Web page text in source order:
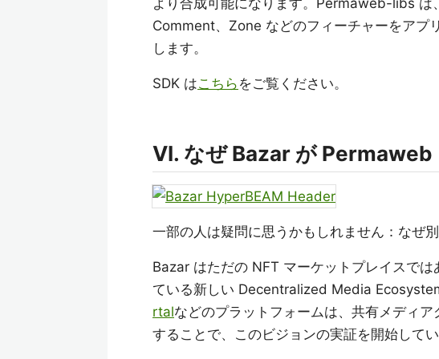
Comment、Zone などのフィーチャーをアプ
します。
SDK はこちら をご覧ください。
VI. なぜ Bazar が Permaweb
一部の人は疑問に思うかもしれません：なぜ
Bazar はただの NFT マーケットプレイスで
ている新しい Decentralized Media
rtalなどのプラットフォームは、共有メディ
することで、このビジョンの実証を開始してい